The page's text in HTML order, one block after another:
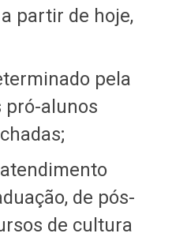
partir de hoje,
pela
pró-alunos
de pós-
de cultura